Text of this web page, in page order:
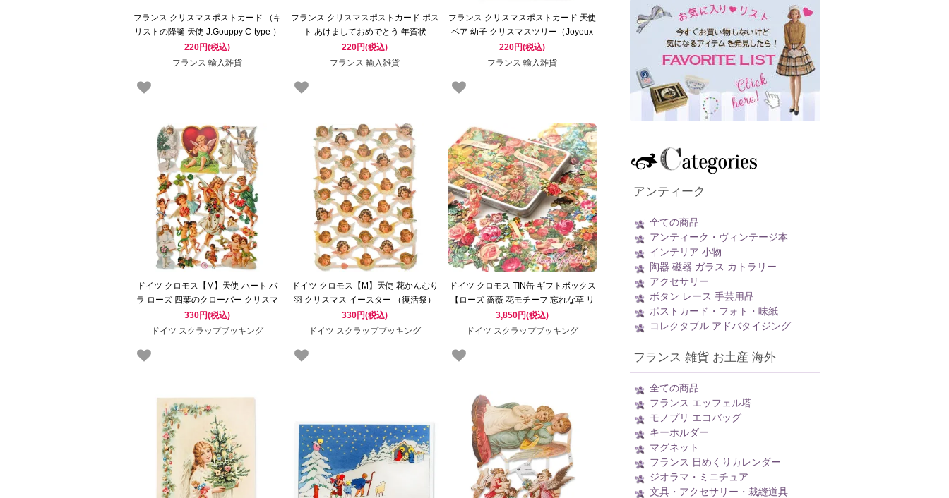
フランス クリスマスポストカード （キ
リストの降誕 天使 J.Gouppy C-type ）
220円(税込)
フランス 輸入雑貨
フランス クリスマスポストカード ポス
ト あけましておめでとう 年賀状
（Bonne Annee T）
220円(税込)
フランス 輸入雑貨
フランス クリスマスポストカード 天使
ベア 幼子 クリスマスツリー（Joyeux
Noel T）
220円(税込)
フランス 輸入雑貨
ドイツ クロモス【M】天使 ハート バ
ラ ローズ 四葉のクローバー クリスマ
ス イースター （復活祭）
330円(税込)
ドイツ スクラップブッキング
ドイツ クロモス【M】天使 花かんむり
羽 クリスマス イースター （復活祭）
330円(税込)
ドイツ スクラップブッキング
ドイツ クロモス TIN缶 ギフトボックス
【ローズ 薔薇 花モチーフ 忘れな草 リ
ボン バスケット 】
3,850円(税込)
ドイツ スクラップブッキング
アンティーク
全ての商品
アンティーク・ヴィンテージ本
インテリア 小物
陶器 磁器 ガラス カトラリー
アクセサリー
ボタン レース 手芸用品
ポストカード・フォト・味紙
コレクタブル アドバタイジング
フランス 雑貨 お土産 海外
全ての商品
フランス エッフェル塔
モノプリ エコバッグ
キーホルダー
マグネット
フランス 日めくりカレンダー
ジオラマ・ミニチュア
文具・アクセサリー・裁縫道具